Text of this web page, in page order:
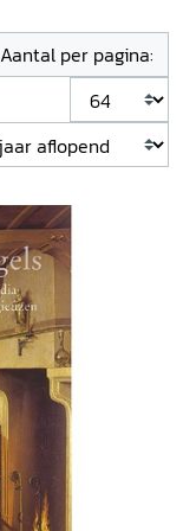
Aantal per pagina: